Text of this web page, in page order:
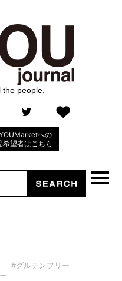
people.
への
希望者はこちら
#グルテンフリー